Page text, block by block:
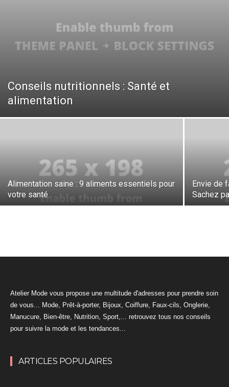
Conseils nutritionnels : Santé et
alimentation
Alimentation saine : 9 aliments essentiels pour
votre santé
Envie de
Sachez
Atelier Mode vous propose une multitude d'adresses pour prendre soin
de vous... Mode, Prêt-à-porter, Bijoux, Coiffure, Faux-cils, Onglerie,
Manucure, Bien-être, Nutrition, Sport,... retrouvez tous nos conseils
pour suivre la mode et les tendances...
ARTICLES POPULAIRES